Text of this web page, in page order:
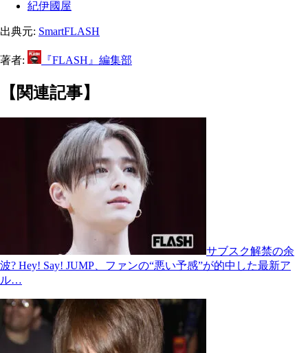
紀伊國屋
出典元: SmartFLASH
著者: 『FLASH』編集部
【関連記事】
サブスク解禁の余
波? Hey! Say! JUMP、ファンの“悪い予感”が的中した最新ア
ル…